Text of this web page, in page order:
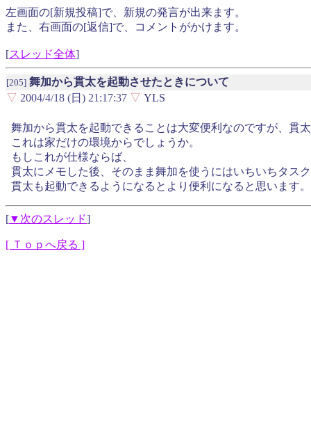
左画面の[新規投稿]で、新規の発言が出来ます。
また、右画面の[返信]で、コメントがかけます。
[スレッド全体]
[205] 舞加から貫太を起動させたときについて
▽ 2004/4/18 (日) 21:17:37 ▽ YLS
舞加から貫太を起動できることは大変便利なのですが、貫
これは家だけの環境からでしょうか。
もしこれが仕様ならば、
貫太にメモした後、そのまま舞加を使うにはいちいちタス
貫太も起動できるようになるとより便利になると思います。
[▼次のスレッド]
[ Ｔｏｐへ戻る ]